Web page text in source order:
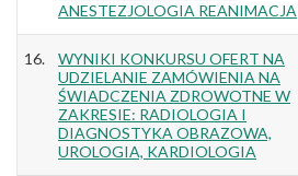
ANESTEZJOLOGIA REANIMACJA
16.
WYNIKI KONKURSU OFERT NA
UDZIELANIE ZAMÓWIENIA NA
ŚWIADCZENIA ZDROWOTNE W
ZAKRESIE: RADIOLOGIA I
DIAGNOSTYKA OBRAZOWA,
UROLOGIA, KARDIOLOGIA